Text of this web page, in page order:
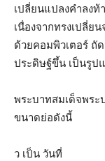
เปลี่ยนแปลงคำลงท้
เนื่องจากทรงเปลี่ย
ด้วยคอมพิวเตอร์ ถั
ประดิษฐ์ขึ้น เป็นรูป
พระบาทสมเด็จพร
ขนาดย่อดังนี้
ว เป็น วันที่